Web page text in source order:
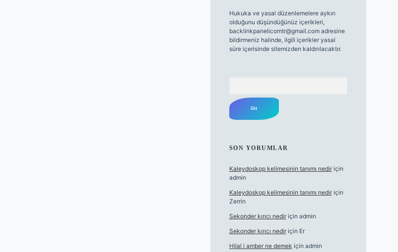
Hukuka ve yasal düzenlemelere aykırı
olduğunu düşündüğünüz içerikleri,
backlinkpanelicomtr@gmail.comadresine
bildirmeniz halinde, ilgili içerikler yasal
süre içerisinde sitemizden kaldırılacaktır.
SON YORUMLAR
Kaleydoskop kelimesinin tanımı nediriçin
admin
Kaleydoskop kelimesinin tanımı nediriçin
Zerrin
Sekonder kırıcı nediriçin admin
Sekonder kırıcı nediriçin Er
Hilal i amber ne demek için admin